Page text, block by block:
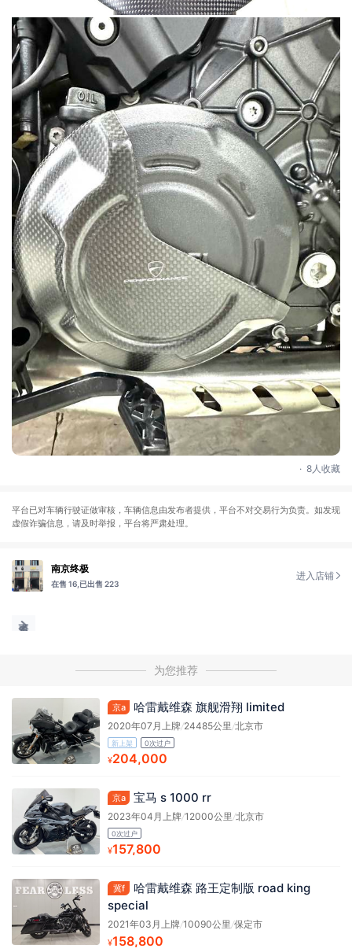
. 8人收藏
平台已对车辆行驶证做审核，车辆信息由发布者提供，平台不对交易行为负责。如发现
虚假诈骗信息，请及时举报，平台将严肃处理。
南京终极
在售 16, 已出售 223
进入店铺
为您推荐
京a 哈雷戴维森 旗舰滑翔 limited
2020年07月上牌/24485公里/北京市
新上架 0次过户
¥204,000
京a 宝马 s 1000 rr
2023年04月上牌/12000公里 /北京市
0次过户
¥157,800
冀f
哈雷戴维森 路王定制版 road king
special
2021年03月上牌/10090公里 /保定市
¥158,800